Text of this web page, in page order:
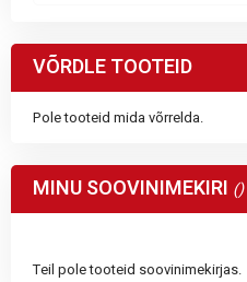
VÕRDLE TOOTEID
Pole tooteid mida võrrelda.
MINU SOOVINIMEKIRI
Teil pole tooteid soovinimekirjas.